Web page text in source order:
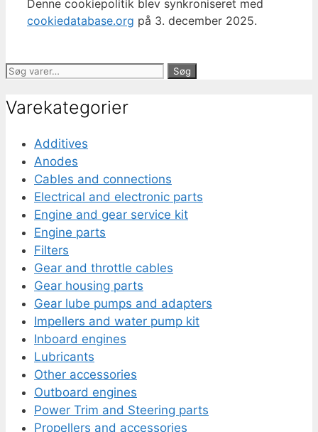
Denne cookiepolitik blev synkroniseret med
cookiedatabase.org på 3. december 2025.
Søg
Søg
Varekategorier
Additives
Anodes
Cables and connections
Electrical and electronic parts
Engine and gear service kit
Engine parts
Filters
Gear and throttle cables
Gear housing parts
Gear lube pumps and adapters
Impellers and water pump kit
Inboard engines
Lubricants
Other accessories
Outboard engines
Power Trim and Steering parts
Propellers and accessories